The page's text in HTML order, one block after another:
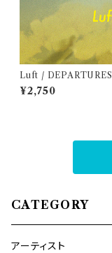
Luft / DEPARTURES
¥2,750
CATEGORY
アーティスト